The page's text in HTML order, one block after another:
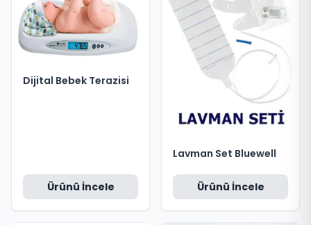
Dijital Bebek Terazisi
Ürünü İncele
Lavman Set Bluewell
Ürünü İncele